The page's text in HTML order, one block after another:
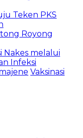
Teken PKS
Royong
Nakes melalui
Infeksi
Vaksinasi